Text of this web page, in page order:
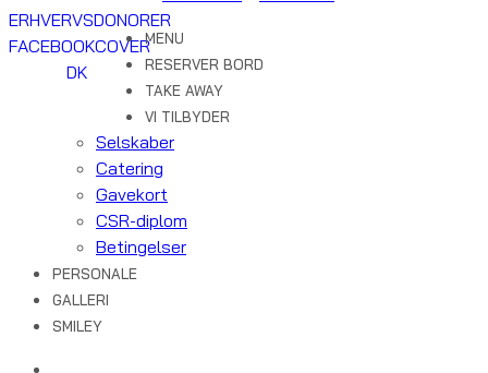
MENU
RESERVER BORD
TAKE AWAY
VI TILBYDER
Selskaber
Catering
Gavekort
CSR-diplom
Betingelser
PERSONALE
GALLERI
SMILEY